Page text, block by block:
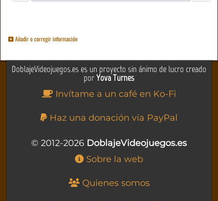
Añadir o corregir información
DoblajeVideojuegos.es es un proyecto sin ánimo de lucro creado
porYova Turnes
Invítame a un café en Ko-Fi
Haz una donación vía PayPal
© 2012-2026 DoblajeVideojuegos.es
Sobre la web
Quienes somos